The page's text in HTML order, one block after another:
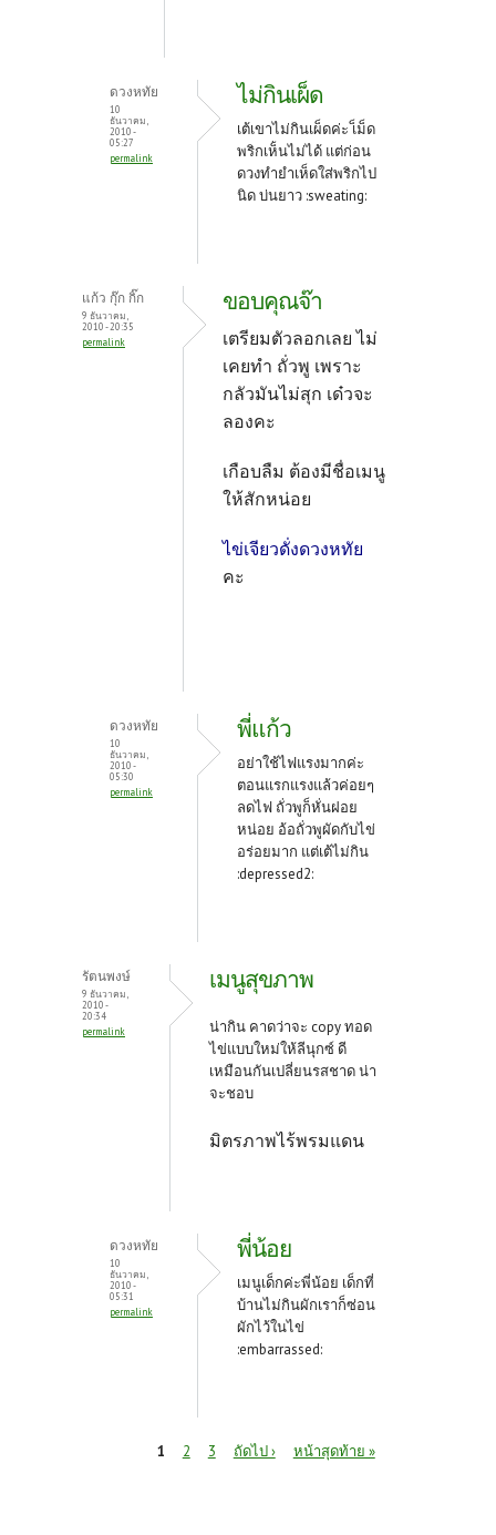
ดวงหทัย
10
ธันวาคม,
2010 -
05:27
permalink
ไม่กินเผ็ด
เต้เขาไม่กินเผ็ดค่ะ เ็ม็ด
พริกเห็่นไม่ได้ แต่ก่อน
ดวงทำยำเห็ดใส่พริกไป
นิด บ่นยาว :sweating:
แก้ว กุ๊ก กิ๊ก
9 ธันวาคม,
2010 - 20:35
permalink
ขอบคุณจ๊า
เตรียมตัวลอกเลย ไม่
เคยทำ ถั่วพู เพราะ
กลัวมันไม่สุก เด๋วจะ
ลองคะ
เกือบลืม ต้องมีชื่อเมนู
ให้สักหน่อย
ไข่เจียวดั่งดวงหทัย
คะ
ดวงหทัย
10
ธันวาคม,
2010 -
05:30
permalink
พี่แก้ว
อย่าใช้ไฟแรงมากค่ะ
ตอนแรกแรงแล้วค่อยๆ
ลดไฟ ถั่วพูก็หั่นฝอย
หน่อย อ้อถั่วพูผัดกับไข่
อร่อยมาก แต่เต้ไม่กิน
:depressed2:
รัตนพงษ์
9 ธันวาคม,
2010 -
20:34
permalink
เมนูสุขภาพ
น่ากิน คาดว่าจะ copy ทอด
ไข่แบบใหม่ให้ลีนุกซ์ ดี
เหมือนกันเปลี่ยนรสชาด น่า
จะชอบ
มิตรภาพไร้พรมแดน
ดวงหทัย
10
ธันวาคม,
2010 -
05:31
permalink
พี่น้อย
เมนูเด็กค่ะพี่น้อย เด็กที่
บ้านไม่กินผักเราก็ซ่อน
ผักไว้ในไข่
:embarrassed:
1 2 3 ถัดไป › หน้าสุดท้าย »